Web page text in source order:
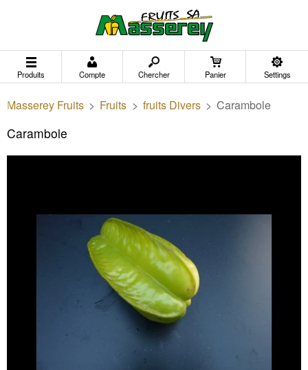
Produits Compte Chercher Panier Settings
Masserey Fruits > Fruits > fruits Divers > Carambole
Carambole